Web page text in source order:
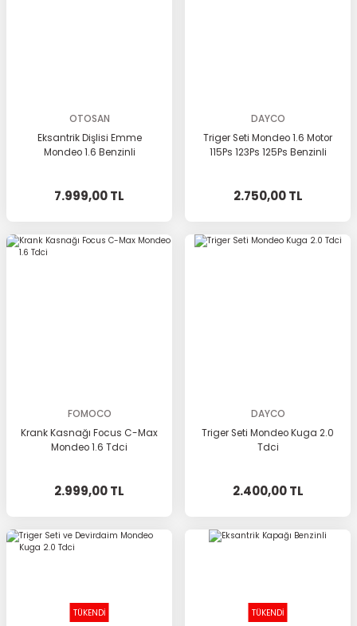
OTOSAN
Eksantrik Dişlisi Emme
Mondeo 1.6 Benzinli
7.999,00 TL
DAYCO
Triger Seti Mondeo 1.6 Motor
115Ps 123Ps 125Ps Benzinli
2.750,00 TL
FOMOCO
Krank Kasnağı Focus C-Max
Mondeo 1.6 Tdci
2.999,00 TL
DAYCO
Triger Seti Mondeo Kuga 2.0
Tdci
2.400,00 TL
TÜKENDİ TÜKENDİ